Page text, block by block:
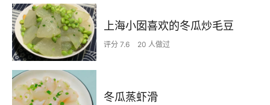
上海小囡喜欢的冬瓜炒毛豆
评分 7.6 20 人做过
冬瓜蒸虾滑